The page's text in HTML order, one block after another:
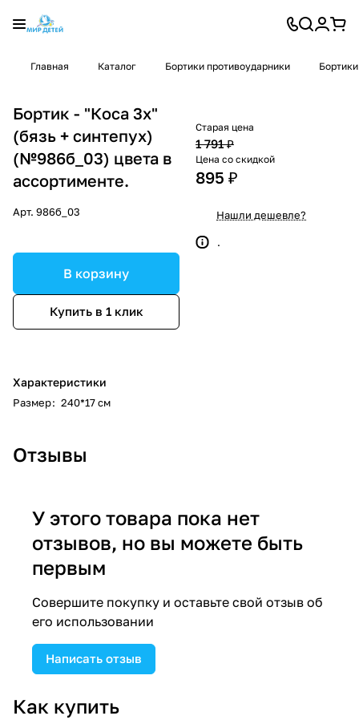
Главная Каталог Бортики противоударники
Бортик - "Коса 3х"
(бязь + синтепух)
(№986б_03) цвета в
ассортименте.
Арт. 986б_03
В корзину
Купить в 1 клик
Характеристики
Размер: 240*17 см
Старая цена
1 791 ₽
Цена со скидкой
895 ₽
Нашли дешевле?
.
Отзывы
У этого товара пока нет
отзывов, но вы можете быть
первым
Совершите покупку и оставьте свой отзыв об
его использовании
Написать отзыв
Как купить